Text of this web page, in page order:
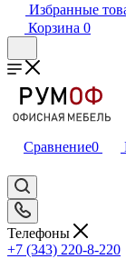
Избранные
Корзина 0
Сравнение0
Телефоны
+7 (343) 220-8-220